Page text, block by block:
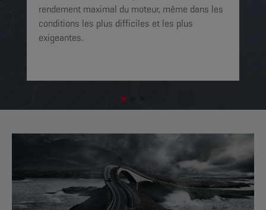
rendement maximal du moteur, même dans les
conditions les plus difficiles et les plus
exigeantes.